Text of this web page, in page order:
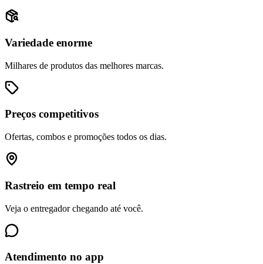
Variedade enorme
Milhares de produtos das melhores marcas.
Preços competitivos
Ofertas, combos e promoções todos os dias.
Rastreio em tempo real
Veja o entregador chegando até você.
Atendimento no app